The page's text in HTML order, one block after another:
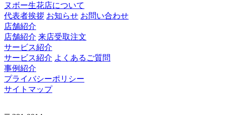
ヌボー生花店について
代表者挨拶 お知らせ お問い合わせ
店舗紹介
店舗紹介 来店受取注文
サービス紹介
サービス紹介 よくあるご質問
事例紹介
プライバシーポリシー
サイトマップ